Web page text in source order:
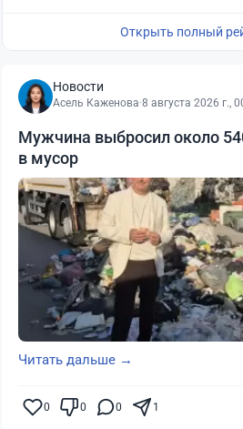
Открыть полный
Новости
Асель Каженова·8 августа 2026 г.,
Мужчина выбросил около
в мусор
Читать дальше →
0 0 0 1